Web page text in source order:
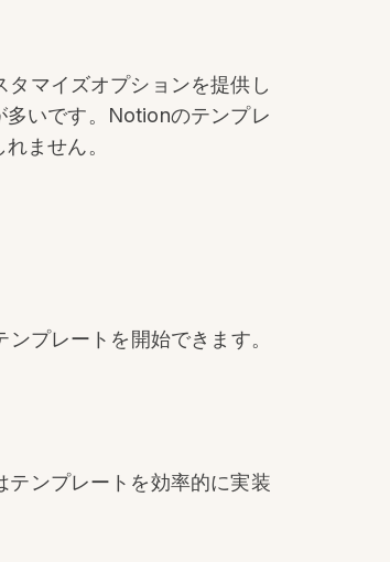
マイズオプションを提供し
多いです。Notionのテンプレ
ません。
プレートを開始できます。
ンプレートを効率的に実装